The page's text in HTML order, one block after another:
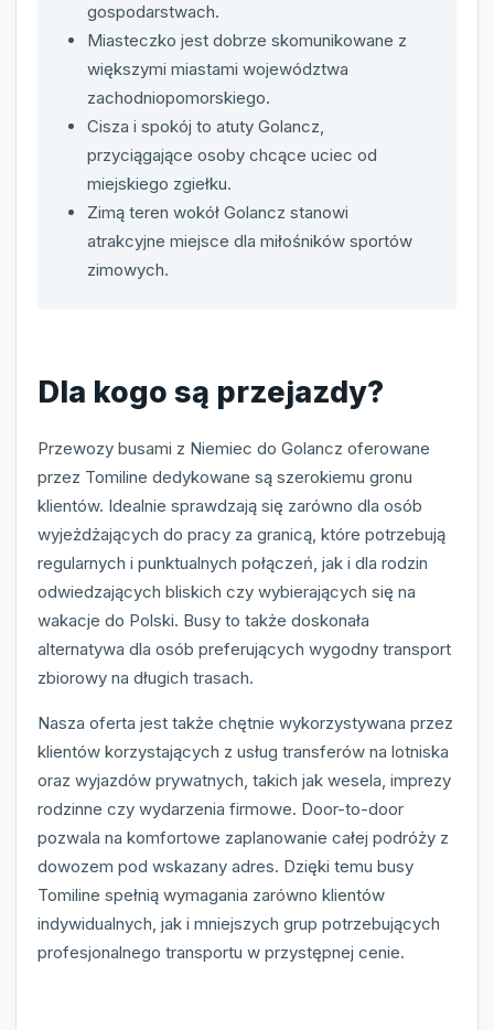
gospodarstwach.
Miasteczko jest dobrze skomunikowane z
większymi miastami województwa
zachodniopomorskiego.
Cisza i spokój to atuty Golancz,
przyciągające osoby chcące uciec od
miejskiego zgiełku.
Zimą teren wokół Golancz stanowi
atrakcyjne miejsce dla miłośników sportów
zimowych.
Dla kogo są przejazdy?
Przewozy busami z Niemiec do Golancz oferowane
przez Tomiline dedykowane są szerokiemu gronu
klientów. Idealnie sprawdzają się zarówno dla osób
wyjeżdżających do pracy za granicą, które potrzebują
regularnych i punktualnych połączeń, jak i dla rodzin
odwiedzających bliskich czy wybierających się na
wakacje do Polski. Busy to także doskonała
alternatywa dla osób preferujących wygodny transport
zbiorowy na długich trasach.
Nasza oferta jest także chętnie wykorzystywana przez
klientów korzystających z usług transferów na lotniska
oraz wyjazdów prywatnych, takich jak wesela, imprezy
rodzinne czy wydarzenia firmowe. Door-to-door
pozwala na komfortowe zaplanowanie całej podróży z
dowozem pod wskazany adres. Dzięki temu busy
Tomiline spełnią wymagania zarówno klientów
indywidualnych, jak i mniejszych grup potrzebujących
profesjonalnego transportu w przystępnej cenie.